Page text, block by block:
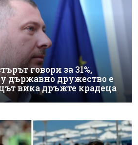
говори за 31%,
държавно дружество е
вика дръжте крадеца